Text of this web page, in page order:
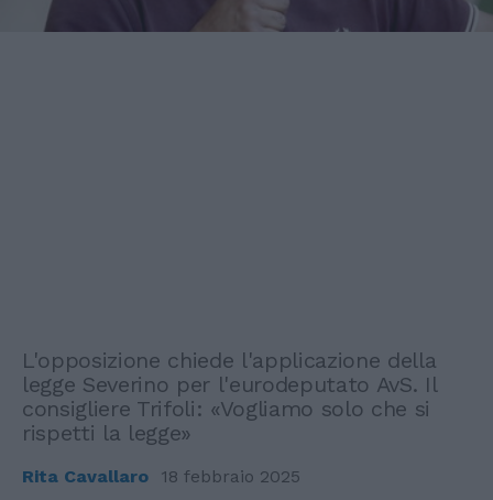
L'opposizione chiede l'applicazione della
legge Severino per l'eurodeputato AvS. Il
consigliere Trifoli: «Vogliamo solo che si
rispetti la legge»
Rita Cavallaro 18 febbraio 2025